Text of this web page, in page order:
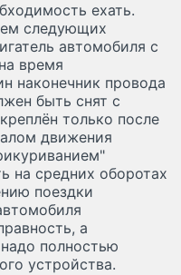
ехать.
следующих
автомобиля с
время
наконечник провода
быть снят с
только после
движения
на средних оборотах
поездки
а
полностью
устройства.